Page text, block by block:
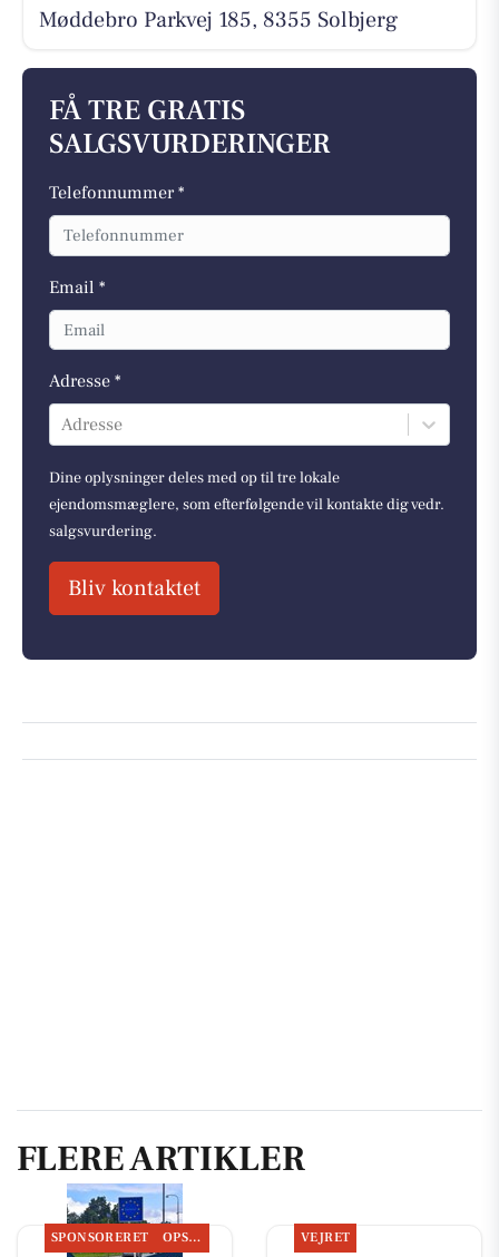
Møddebro Parkvej 185, 8355 Solbjerg
FÅ TRE GRATIS
SALGSVURDERINGER
Telefonnummer *
Email *
Adresse *
Adresse
Dine oplysninger deles med op til tre lokale
ejendomsmæglere, som efterfølgende vil kontakte dig vedr.
salgsvurdering.
Bliv kontaktet
FLERE ARTIKLER
SPONSORERET OPSLAGSTAVLEN VEJRET